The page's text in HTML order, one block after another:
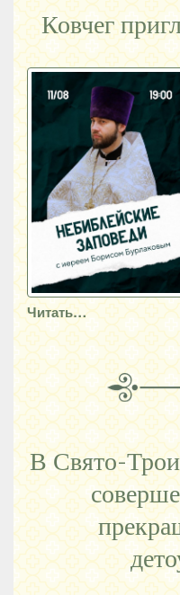
Ковчег
Читать…
В Свято-